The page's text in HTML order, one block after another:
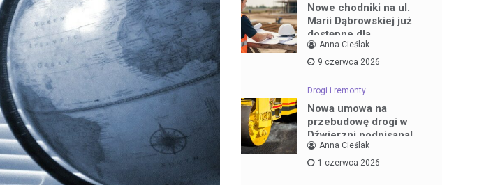
Nowe chodniki na ul.
Marii Dąbrowskiej już
dostępne dla
mieszkańców
Anna Cieślak
9 czerwca 2026
Drogi i remonty
Nowa umowa na
przebudowę drogi w
Dźwierzni podpisana!
Anna Cieślak
1 czerwca 2026